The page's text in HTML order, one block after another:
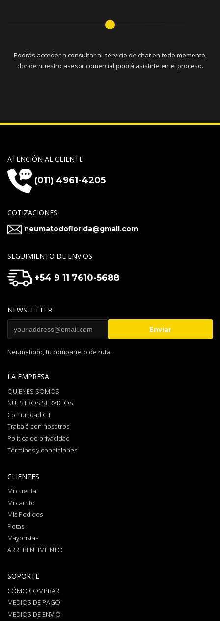
Podrás acceder a consultar al servicio de chat en todo momento,
donde nuestro asesor comercial podrá asistirte en el proceso.
ATENCIÓN AL CLIENTE
(011) 4961-4205
COTIZACIONES
neumatodoflorida@gmail.com
SEGUIMIENTO DE ENVIOS
+54 9 11 7610-5688
NEWSLETTER
Neumatodo, tu compañero de ruta.
LA EMPRESA
QUIENES SOMOS
NUESTROS SERVICIOS
Comunidad GT
Trabajá con nosotros
Política de privacidad
Términos y condiciones
CLIENTES
Mi cuenta
Mi carrito
Mis Pedidos
Flotas
Mayoristas
ARREPENTIMIENTO
SOPORTE
CÓMO COMPRAR
MEDIOS DE PAGO
MEDIOS DE ENVÍO